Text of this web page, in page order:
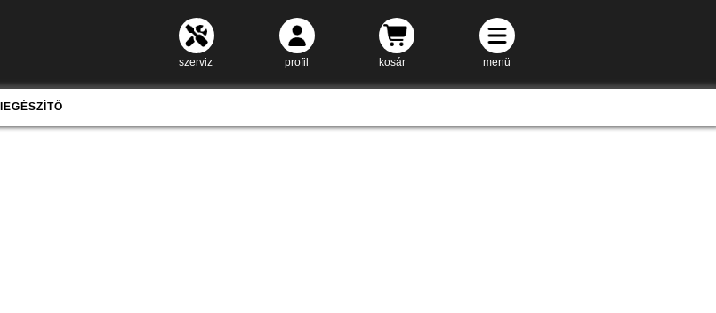
szerviz profil kosár menü